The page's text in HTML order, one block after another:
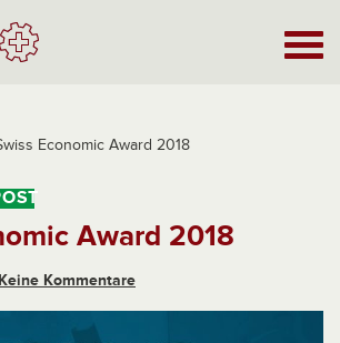
Economic Award 2018
Award 2018
Keine Kommentare